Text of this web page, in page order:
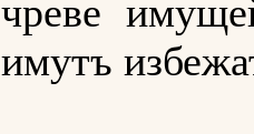
чреве
имутъ